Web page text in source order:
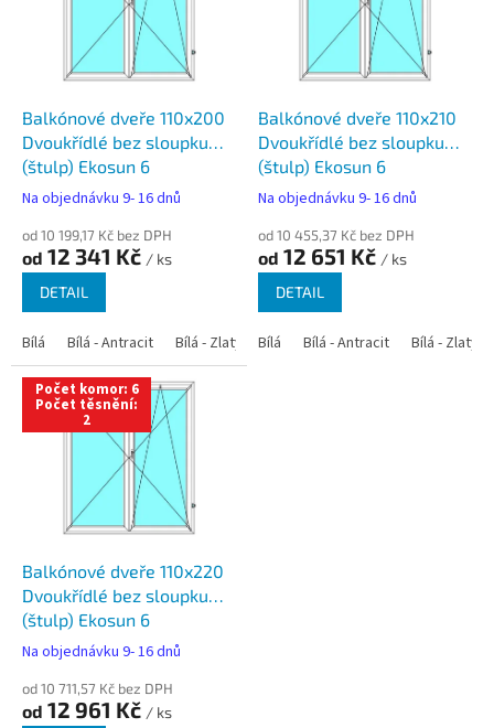
Balkónové dveře 110x200
Dvoukřídlé bez sloupku
(štulp) Ekosun 6
Na objednávku 9- 16 dnů
od 10 199,17 Kč bez DPH
od 12 341 Kč / ks
DETAIL
Bílá Bílá - Antracit Bílá - Zlatý dub Bílá - Tmavý dub Bílá -
Balkónové dveře 110x210
Dvoukřídlé bez sloupku
(štulp) Ekosun 6
Na objednávku 9- 16 dnů
od 10 455,37 Kč bez DPH
od 12 651 Kč / ks
DETAIL
Bílá Bílá - Antracit Bílá - Zlatý
Počet komor: 6
Počet těsnění:
2
Balkónové dveře 110x220
Dvoukřídlé bez sloupku
(štulp) Ekosun 6
Na objednávku 9- 16 dnů
od 10 711,57 Kč bez DPH
od 12 961 Kč / ks